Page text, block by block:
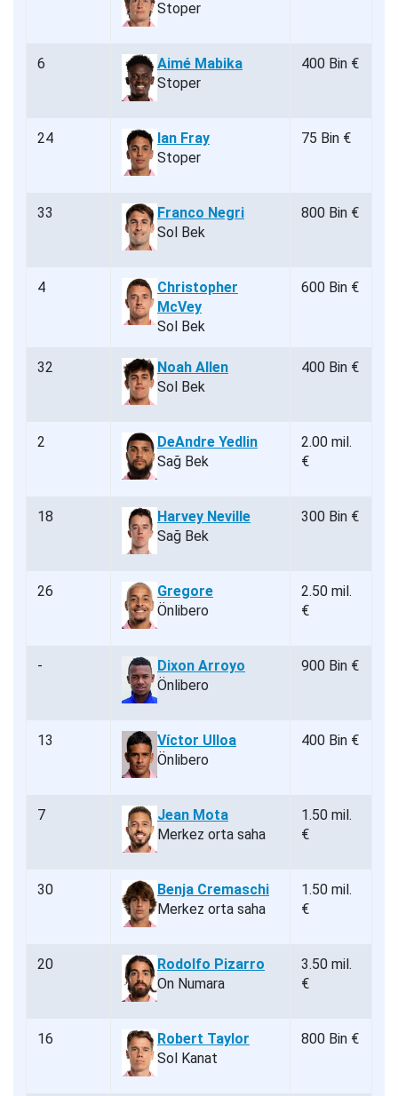
Stoper
6
Aimé Mabika
Stoper
400 Bin €
24
Ian Fray
Stoper
75 Bin €
33
Franco Negri
Sol Bek
800 Bin €
4
Christopher
McVey
Sol Bek
600 Bin €
32
Noah Allen
Sol Bek
400 Bin €
2
DeAndre Yedlin
Sağ Bek
2.00 mil.
€
18
Harvey Neville
Sağ Bek
300 Bin €
26
Gregore
Önlibero
2.50 mil.
€
-
Dixon Arroyo
Önlibero
900 Bin €
13
Víctor Ulloa
Önlibero
400 Bin €
7
Jean Mota
Merkez orta saha
1.50 mil.
€
30
Benja Cremaschi
Merkez orta saha
1.50 mil.
€
20
Rodolfo Pizarro
On Numara
3.50 mil.
€
16
Robert Taylor
Sol Kanat
800 Bin €